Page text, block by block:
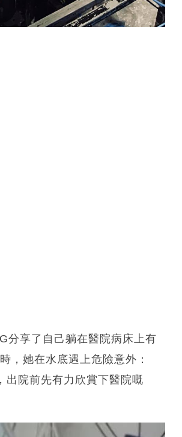
分享了自己躺在醫院病床上有
，她在水底遇上危險意外：
出院前先有力欣賞下醫院嘅